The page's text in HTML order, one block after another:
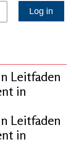
Leitfaden
in
Leitfaden
in